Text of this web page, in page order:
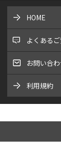
HOME
よくある
お問い合
利用規約